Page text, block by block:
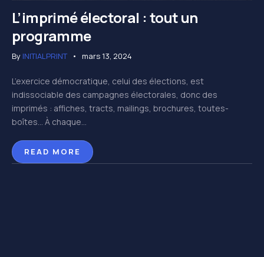
L’imprimé électoral : tout un
programme
By INITIALPRINT mars 13, 2024
L’exercice démocratique, celui des élections, est
indissociable des campagnes électorales, donc des
imprimés : affiches, tracts, mailings, brochures, toutes-
boîtes… À chaque...
READ MORE